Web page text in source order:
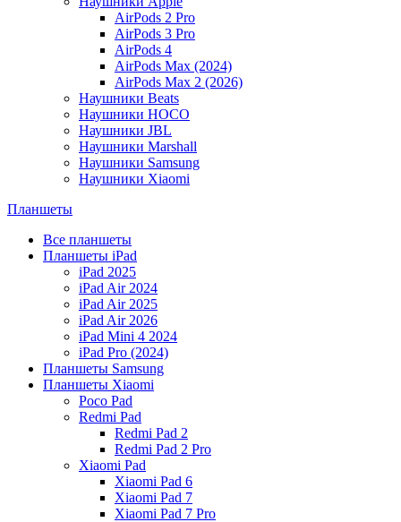
AirPods 2 Pro
AirPods 3 Pro
AirPods 4
AirPods Max (2024)
AirPods Max 2 (2026)
Наушники Beats
Наушники HOCO
Наушники JBL
Наушники Marshall
Наушники Samsung
Наушники Xiaomi
Планшеты
Все планшеты
Планшеты iPad
iPad 2025
iPad Air 2024
iPad Air 2025
iPad Air 2026
iPad Mini 4 2024
iPad Pro (2024)
Планшеты Samsung
Планшеты Xiaomi
Poco Pad
Redmi Pad
Redmi Pad 2
Redmi Pad 2 Pro
Xiaomi Pad
Xiaomi Pad 6
Xiaomi Pad 7
Xiaomi Pad 7 Pro